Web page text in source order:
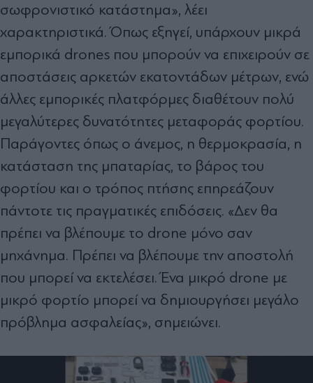
σωφρονιστικό κατάστημα», λέει
χαρακτηριστικά. Όπως εξηγεί, υπάρχουν μικρά
εμπορικά drones που μπορούν να επιχειρούν σε
αποστάσεις αρκετών εκατοντάδων μέτρων, ενώ
άλλες εμπορικές πλατφόρμες διαθέτουν πολύ
μεγαλύτερες δυνατότητες μεταφοράς φορτίου.
Παράγοντες όπως ο άνεμος, η θερμοκρασία, η
κατάσταση της μπαταρίας, το βάρος του
φορτίου και ο τρόπος πτήσης επηρεάζουν
πάντοτε τις πραγματικές επιδόσεις. «Δεν θα
πρέπει να βλέπουμε το drone μόνο σαν
μηχάνημα. Πρέπει να βλέπουμε την αποστολή
που μπορεί να εκτελέσει. Ένα μικρό drone με
μικρό φορτίο μπορεί να δημιουργήσει μεγάλο
πρόβλημα ασφαλείας», σημειώνει.